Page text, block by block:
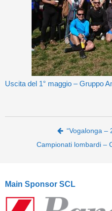
Uscita del 1° maggio – Gruppo
Post
“Vogalonga –
Campionati lombardi –
Main Sponsor SCL